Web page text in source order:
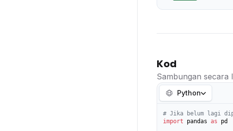
Kod
Sambungan secara
Python
# Jika belum lagi
import pandas as pd